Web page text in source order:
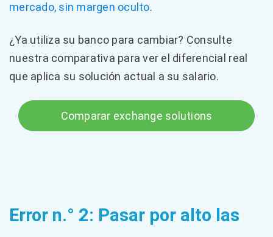
mercado, sin margen oculto.
¿Ya utiliza su banco para cambiar? Consulte
nuestra comparativa para ver el diferencial real
que aplica su solución actual a su salario.
Comparar exchange solutions
Error n.° 2: Pasar por alto las